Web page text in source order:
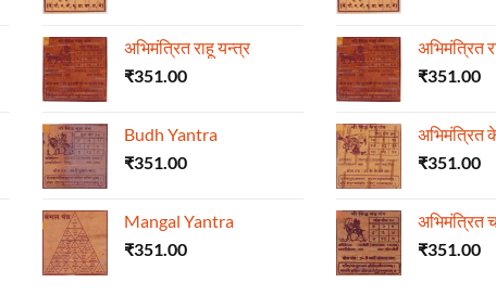
अभिमंत्रित राहू यन्त्र
₹351.00
Budh Yantra
₹351.00
Mangal Yantra
₹351.00
अभिमंत्रित
₹351.00
अभिमंत्रित
₹351.00
अभिमंत्रित
₹351.00